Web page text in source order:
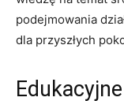
podejmowania
dla przyszłych